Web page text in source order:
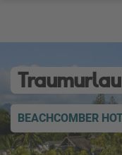
BEACHCOMBER